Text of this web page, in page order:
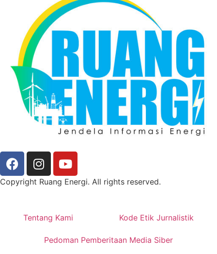
Copyright Ruang Energi. All rights reserved.
Tentang Kami Kode Etik Jurnalistik
Pedoman Pemberitaan Media Siber